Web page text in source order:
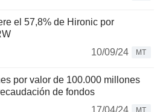
el 57,8% de Hironic por
10/09/24
MT
por valor de 100.000 millones
de fondos
17/04/24
MT